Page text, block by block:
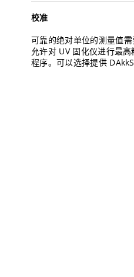
校准
可靠的绝对单位的测量值
允许对 UV 固化仪进行最
程序。可以选择提供